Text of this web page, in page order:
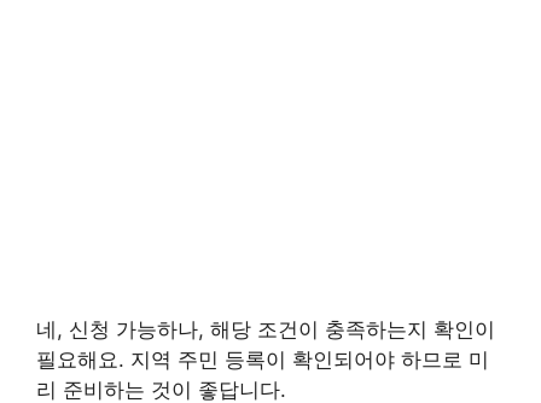
네, 신청 가능하나, 해당 조건이 충족하는지 확인이
필요해요. 지역 주민 등록이 확인되어야 하므로 미
리 준비하는 것이 좋답니다.